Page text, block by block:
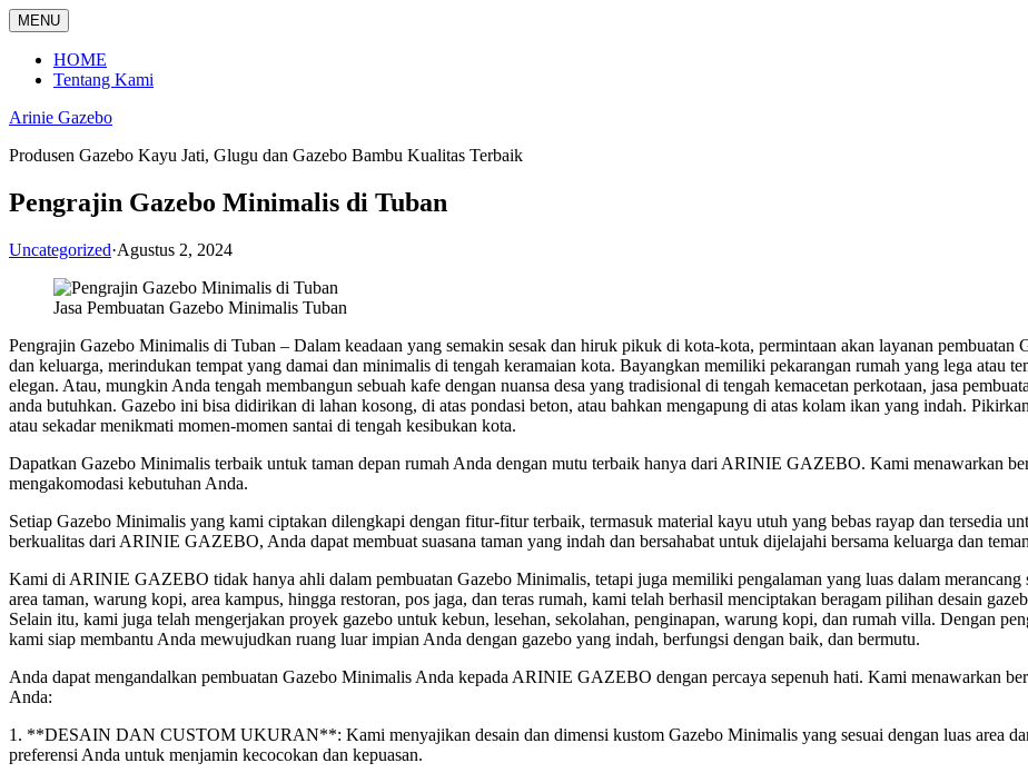
Langsung
ke
konten
MENU
HOME
Tentang Kami
Arinie Gazebo
Produsen Gazebo Kayu Jati, Glugu dan Gazebo Bambu Kualitas Terbaik
Pengrajin Gazebo Minimalis di Tuban
Uncategorized·Agustus 2, 2024
Jasa Pembuatan Gazebo Minimalis Tuban
Pengrajin Gazebo Minimalis di Tuban – Dalam keadaan yang semakin sesak dan hiruk pikuk di kota-kota, permintaan akan layanan pembuatan
dan keluarga, merindukan tempat yang damai dan minimalis di tengah keramaian kota. Bayangkan memiliki pekarangan rumah yang lega atau
elegan. Atau, mungkin Anda tengah membangun sebuah kafe dengan nuansa desa yang tradisional di tengah kemacetan perkotaan, jasa
anda butuhkan. Gazebo ini bisa didirikan di lahan kosong, di atas pondasi beton, atau bahkan mengapung di atas kolam ikan yang indah.
atau sekadar menikmati momen-momen santai di tengah kesibukan kota.
Dapatkan Gazebo Minimalis terbaik untuk taman depan rumah Anda dengan mutu terbaik hanya dari ARINIE GAZEBO. Kami menawarkan
mengakomodasi kebutuhan Anda.
Setiap Gazebo Minimalis yang kami ciptakan dilengkapi dengan fitur-fitur terbaik, termasuk material kayu utuh yang bebas rayap dan tersedia
berkualitas dari ARINIE GAZEBO, Anda dapat membuat suasana taman yang indah dan bersahabat untuk dijelajahi bersama keluarga dan
Kami di ARINIE GAZEBO tidak hanya ahli dalam pembuatan Gazebo Minimalis, tetapi juga memiliki pengalaman yang luas dalam merancang
area taman, warung kopi, area kampus, hingga restoran, pos jaga, dan teras rumah, kami telah berhasil menciptakan beragam pilihan desain
Selain itu, kami juga telah mengerjakan proyek gazebo untuk kebun, lesehan, sekolahan, penginapan, warung kopi, dan rumah villa. Dengan
kami siap membantu Anda mewujudkan ruang luar impian Anda dengan gazebo yang indah, berfungsi dengan baik, dan bermutu.
Anda dapat mengandalkan pembuatan Gazebo Minimalis Anda kepada ARINIE GAZEBO dengan percaya sepenuh hati. Kami menawarkan
Anda:
1. **DESAIN DAN CUSTOM UKURAN**: Kami menyajikan desain dan dimensi kustom Gazebo Minimalis yang sesuai dengan luas area
preferensi Anda untuk menjamin kecocokan dan kepuasan.